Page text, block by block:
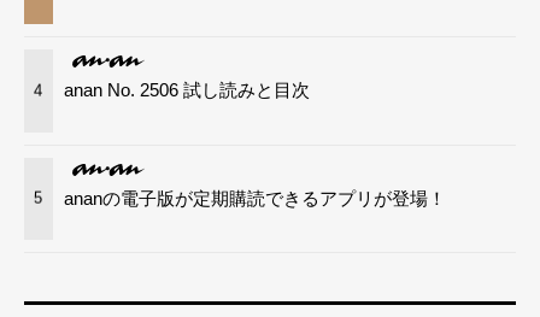
4 anan No. 2506 試し読みと目次
5 ananの電子版が定期購読できるアプリが登場！